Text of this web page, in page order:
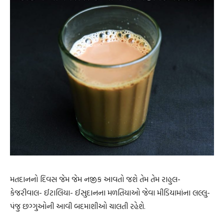
મતદાનનો દિવસ જેમ જેમ નજીક આવતો જશે તેમ તેમ રાહુલ-
કેજરીવાલ- ઈટાલિયા- ઈસુદાનના મળતિયાઓ જેવા મીડિયામાંના લલ્લુ-
પંજુ છગ્ગુઓની આવી બદમાશીઓ ચાલતી રહેશે.